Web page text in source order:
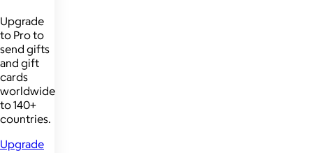
Upgrade
to Pro to
send gifts
and gift
cards
worldwide
to 140+
countries.
Upgrade